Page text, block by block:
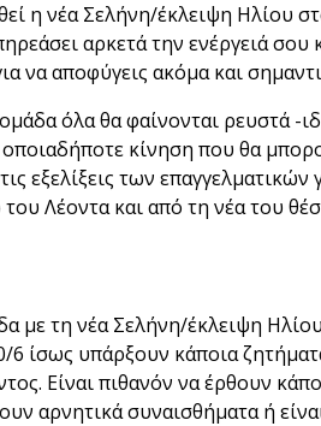
η νέα Σελήνη/έκλειψη Ηλίου
αρκετά την ενέργειά σου
να αποφύγεις ακόμα και
όλα θα φαίνονται ρευστά -
κίνηση που θα
εξελίξεις των
Λέοντα και από τη νέα του
με τη νέα Σελήνη/έκλειψη
ίσως υπάρξουν κάποια
Είναι πιθανόν να έρθουν
αρνητικά συναισθήματα ή